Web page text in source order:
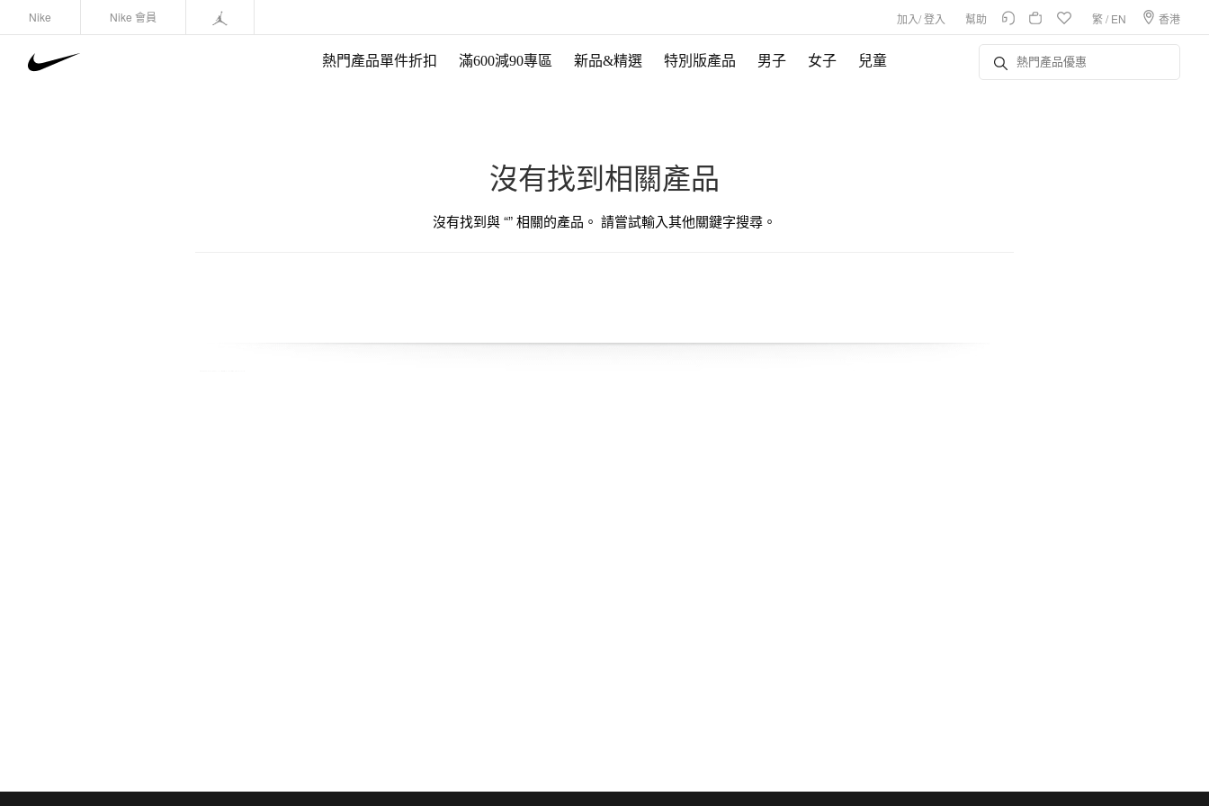
Nike Nike 會員 加入/登入 幫助 繁/ EN 香港
熱門產品單件折扣 滿600減90專區 新品&精選 特別版產品 男子 女子 兒童
沒有找到相關產品
沒有找到與 “” 相關的產品。 請嘗試輸入其他關鍵字搜尋。